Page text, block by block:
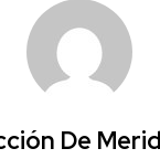
De